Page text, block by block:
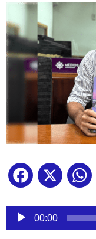
Facebook
X
Reproductor
audio
00:00